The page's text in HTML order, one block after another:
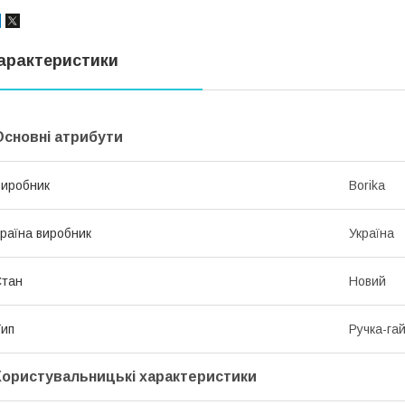
атрибути
Borika
виробник Україна
Новий
Ручка-
характеристики